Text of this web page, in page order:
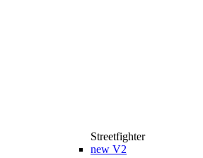
Streetfighter
new V2